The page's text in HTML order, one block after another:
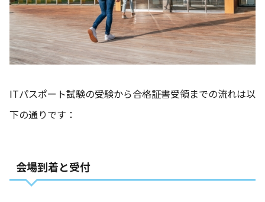
ITパスポート試験の受験から合格証書受領までの流れは以
下の通りです：
会場到着と受付